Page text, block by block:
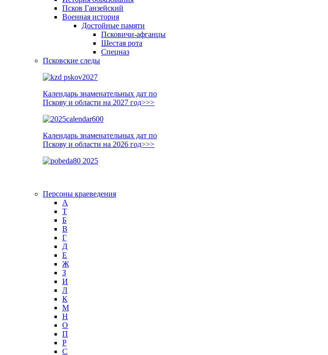
Псков Ганзейский
Военная история
Достойные памяти
Псковичи-афганцы
Шестая рота
Спецназ
Псковские следы
Календарь знаменательных дат по
Пскову и области на 2027 год>>>
Календарь знаменательных дат по
Пскову и области на 2026 год>>>
Персоны краеведения
А
T
Б
В
Г
Д
Е
Ж
З
И
Л
К
М
Н
О
П
Р
С